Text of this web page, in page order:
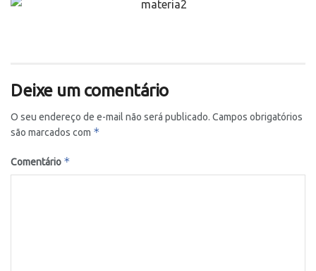
Deixe um comentário
O seu endereço de e-mail não será publicado. Campos obrigatórios
são marcados com *
Comentário *